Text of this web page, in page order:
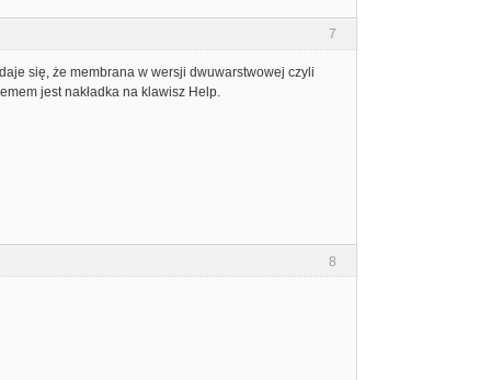
7
się, że membrana w wersji dwuwarstwowej czyli
jest nakładka na klawisz Help.
8